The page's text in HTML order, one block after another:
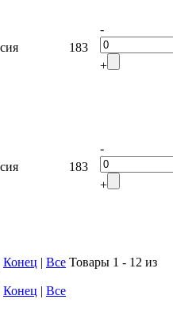
183
-
+
183
-
+
Конец | Все Товары 1 - 12 из
Конец | Все